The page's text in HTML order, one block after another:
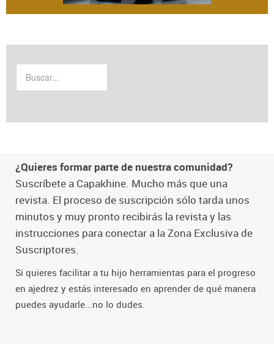
¿Quieres formar parte de nuestra comunidad?
Suscríbete a Capakhine. Mucho más que una
revista. El proceso de suscripción sólo tarda unos
minutos y muy pronto recibirás la revista y las
instrucciones para conectar a la Zona Exclusiva de
Suscriptores.
Si quieres facilitar a tu hijo herramientas para el progreso
en ajedrez y estás interesado en aprender de qué manera
puedes ayudarle...no lo dudes.